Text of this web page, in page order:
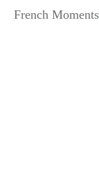
French Moments